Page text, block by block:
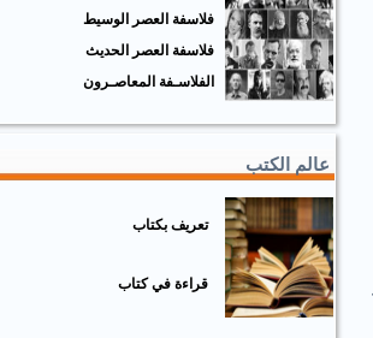
فلاسفة العصر الوسيط
فلاسفة العصر الحديث
الفلاسـفة المعاصـرون
عالم الكتب
تعريف بكتاب
قراءة في كتاب